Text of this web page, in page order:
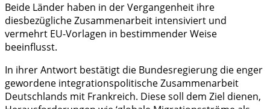
Beide Länder haben in der Vergangenheit ihre
diesbezügliche Zusammenarbeit intensiviert und
vermehrt EU-Vorlagen in bestimmender Weise
beeinflusst.
In ihrer Antwort bestätigt die Bundesregierung die enger
gewordene integrationspolitische Zusammenarbeit
Deutschlands mit Frankreich. Diese soll dem Ziel dienen,